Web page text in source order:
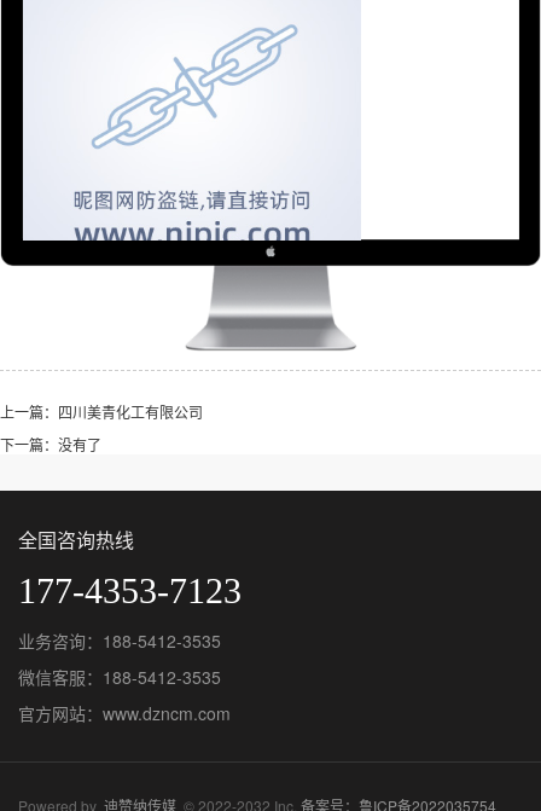
上一篇：四川美青化工有限公司
下一篇：没有了
全国咨询热线
177-4353-7123
业务咨询：188-5412-3535
微信客服：188-5412-3535
官方网站：www.dzncm.com
Powered by 迪赞纳传媒 © 2022-2032 Inc. 备案号：鲁ICP备2022035754